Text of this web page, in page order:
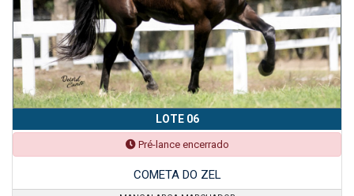
LOTE 06
Pré-lance encerrado
COMETA DO ZEL